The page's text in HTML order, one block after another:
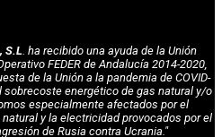
S.L. ha recibido una ayuda de la Unión
FEDER de Andalucía 2014-2020,
de la Unión a la pandemia de COVID-
sobrecoste energético de gas natural y/o
especialmente afectados por el
y la electricidad provocados por el
de Rusia contra Ucrania."